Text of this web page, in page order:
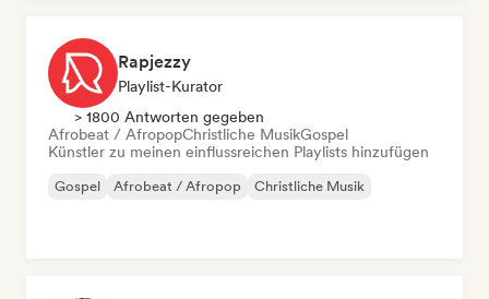
Rapjezzy
Playlist-Kurator
> 1800 Antworten gegeben
Afrobeat / AfropopChristliche MusikGospel
Künstler zu meinen einflussreichen Playlists hinzufügen
Gospel Afrobeat / Afropop Christliche Musik